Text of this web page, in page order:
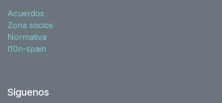
Acuerdos
Zona socios
Normativa
l10n-spain
Síguenos